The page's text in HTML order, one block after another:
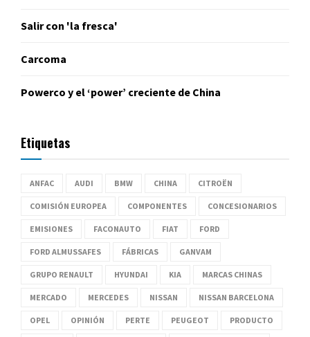
Salir con 'la fresca'
Carcoma
Powerco y el ‘power’ creciente de China
Etiquetas
ANFAC AUDI BMW CHINA CITROËN
COMISIÓN EUROPEA COMPONENTES CONCESIONARIOS
EMISIONES FACONAUTO FIAT FORD
FORD ALMUSSAFES FÁBRICAS GANVAM
GRUPO RENAULT HYUNDAI KIA MARCAS CHINAS
MERCADO MERCEDES NISSAN NISSAN BARCELONA
OPEL OPINIÓN PERTE PEUGEOT PRODUCTO